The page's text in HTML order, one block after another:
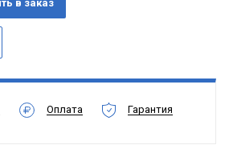
Оплата Гарантия